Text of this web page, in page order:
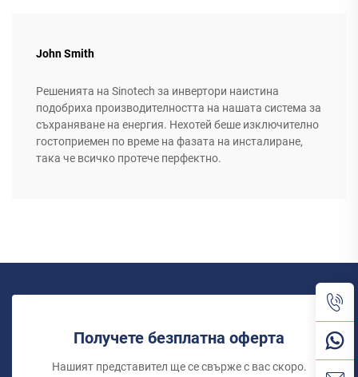
John Smith
Решенията на Sinotech за инвертори наистина
подобриха производителността на нашата система за
съхраняване на енергия. Нехотей беше изключително
гостоприемен по време на фазата на инсталиране,
така че всичко протече перфектно.
Получете безплатна оферта
Нашият представител ще се свърже с вас скоро.